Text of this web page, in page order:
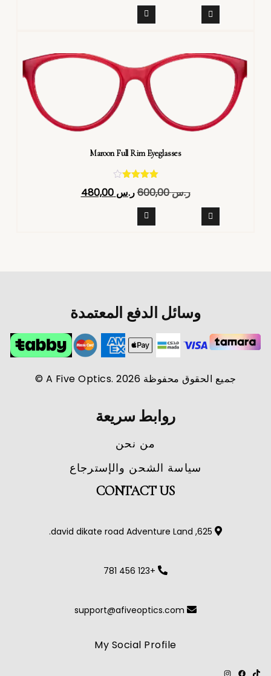
Maroon Full Rim Eyeglasses
4.40
ر.س600,00 ر.س 480,00
وسائل الدفع المعتمدة
جميع الحقوق محفوظة A Five Optics. 2026 ©
روابط سريعة
من نحن
سياسة الشحن والإسترجاع
CONTACT US
625, david dikate road Adventure Land.
+123 456 781
support@afiveoptics.com
My Social Profile